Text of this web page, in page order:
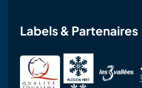
Labels & Partenaires